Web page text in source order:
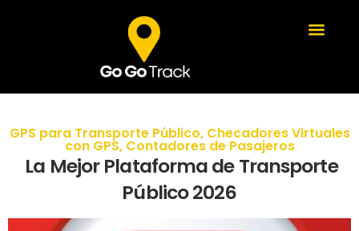
GPS para Transporte Público, Checadores Virtuales
con GPS, Contadores de Pasajeros
La Mejor Plataforma de Transporte
Público 2026